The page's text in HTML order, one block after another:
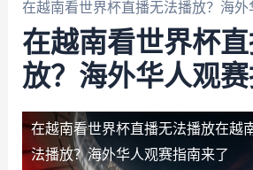
在越南看世界杯直播无法播放？海外
在越南看世界杯
放？海外华人观
在越南看世界杯直播无法播放在越
法播放？海外华人观赛指南来了